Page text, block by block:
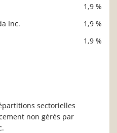
1,9 %
Inc.
1,9 %
1,9 %
sectorielles
non gérés par